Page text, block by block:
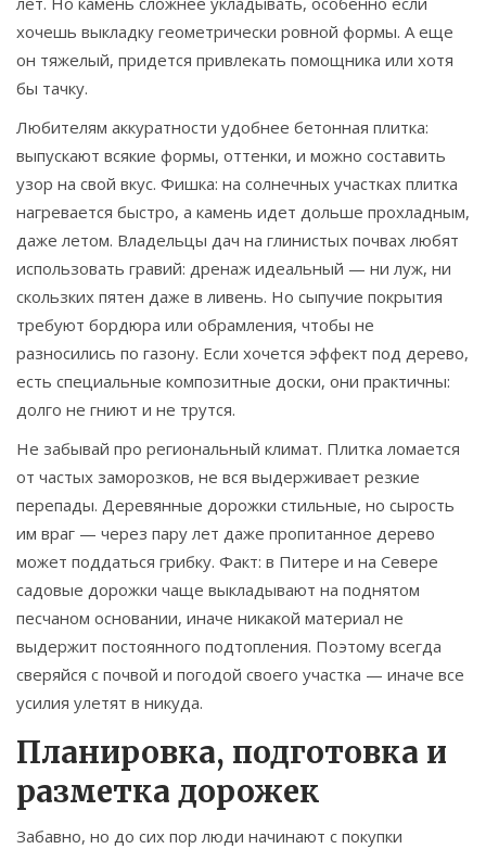
хочешь выкладку геометрически ровной формы. А еще
он тяжелый, придется привлекать помощника или хотя
бы тачку.
Любителям аккуратности удобнее бетонная плитка:
выпускают всякие формы, оттенки, и можно составить
узор на свой вкус. Фишка: на солнечных участках плитка
нагревается быстро, а камень идет дольше прохладным,
даже летом. Владельцы дач на глинистых почвах любят
использовать гравий: дренаж идеальный — ни луж, ни
скользких пятен даже в ливень. Но сыпучие покрытия
требуют бордюра или обрамления, чтобы не
разносились по газону. Если хочется эффект под дерево,
есть специальные композитные доски, они практичны:
долго не гниют и не трутся.
Не забывай про региональный климат. Плитка ломается
от частых заморозков, не вся выдерживает резкие
перепады. Деревянные дорожки стильные, но сырость
им враг — через пару лет даже пропитанное дерево
может поддаться грибку. Факт: в Питере и на Севере
садовые дорожки чаще выкладывают на поднятом
песчаном основании, иначе никакой материал не
выдержит постоянного подтопления. Поэтому всегда
сверяйся с почвой и погодой своего участка — иначе все
усилия улетят в никуда.
Планировка, подготовка и
разметка дорожек
Забавно, но до сих пор люди начинают с покупки